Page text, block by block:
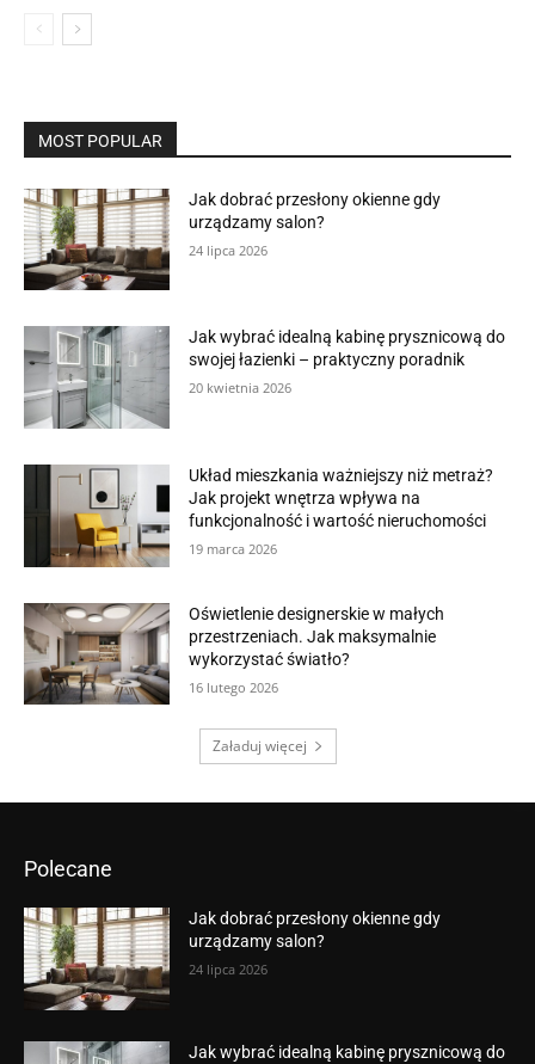
MOST POPULAR
Jak dobrać przesłony okienne gdy
urządzamy salon?
24 lipca 2026
Jak wybrać idealną kabinę prysznicową do
swojej łazienki – praktyczny poradnik
20 kwietnia 2026
Układ mieszkania ważniejszy niż metraż?
Jak projekt wnętrza wpływa na
funkcjonalność i wartość nieruchomości
19 marca 2026
Oświetlenie designerskie w małych
przestrzeniach. Jak maksymalnie
wykorzystać światło?
16 lutego 2026
Załaduj więcej
Polecane
Jak dobrać przesłony okienne gdy
urządzamy salon?
24 lipca 2026
Jak wybrać idealną kabinę prysznicową do